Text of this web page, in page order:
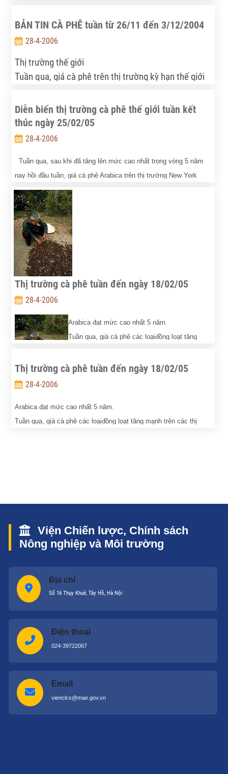
Tại New York, giá cà phê Arabica kỳ hạn có xu hướng tăng do
hoạt động mua vào của các quỹ đầu cơ. Kết thúc tuần giao dịch,
UScent/lb, tăng 3,9 UScent/lb so với 1 tuần trước đó, và 4,10
BẢN TIN CÀ PHÊ tuần từ 26/11 đến 3/12/2004
28-4-2006
Thị trường thế giới
Tuần qua, giá cà phê trên thị trường kỳ hạn thế giới
của các quỹ đầu tư.
Diễn biến thị trường cà phê thế giới tuần kết
thúc ngày 25/02/05
28-4-2006
Tuần qua, sau khi đã tăng lên mức cao nhất trong vòng 5 năm
nay hồi đầu tuần, giá cà phê Arabica trên thị trường New York
giảm xuống trong những ngày cuối tuần do các nhà kinh doanh và
các quỹ liên tục bán ra. Giá cà phê Arabica kỳ hạn tháng 3/05
trong phiên giao dịch cuối tuần được chào bán ở mức
115,25UScent/lb, giảm 2,8 UScent/lb so với một tuần trước đó.
Thị trường cà phê tuần đến ngày 18/02/05
28-4-2006
Arabica đạt mức cao nhất 5 năm.
Tuần qua, giá cà phê các loạiđồng loạt tăng
giới,và giá cà phê Arabica tại New York đạt mức
đầu cơ.
Thị trường cà phê tuần đến ngày 18/02/05
28-4-2006
Arabica đạt mức cao nhất 5 năm.
Tuần qua, giá cà phê các loạiđồng loạt tăng mạnh trên các thị
Viện Chiến lược, Chính sách
Nông nghiệp và Môi trường
Địa chỉ
Số 16 Thụy Khuê, Tây Hồ, Hà Nội
Điện thoại
024-39722067
Email
vienclcs@mae.gov.vn